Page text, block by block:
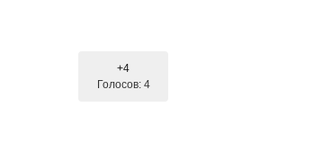
+4
Голосов: 4